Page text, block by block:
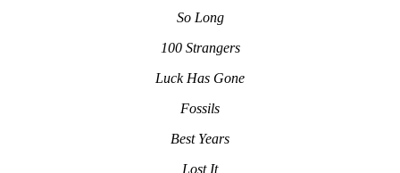
So Long
100 Strangers
Luck Has Gone
Fossils
Best Years
Lost It